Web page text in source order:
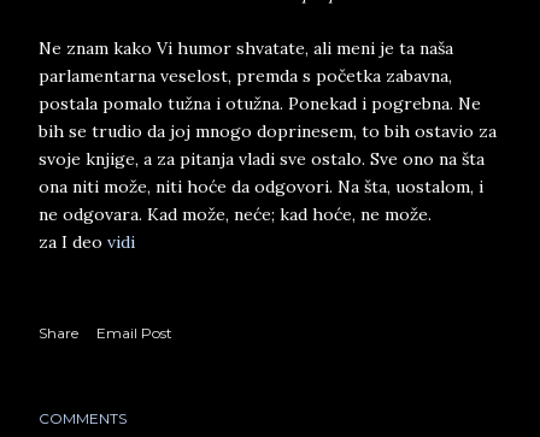
Ne znam kako Vi humor shvatate, ali meni je ta naša
parlamentarna veselost, premda s početka zabavna,
postala pomalo tužna i otužna. Ponekad i pogrebna. Ne
bih se trudio da joj mnogo doprinesem, to bih ostavio za
svoje knjige, a za pitanja vladi sve ostalo. Sve ono na šta
ona niti može, niti hoće da odgovori. Na šta, uostalom, i
ne odgovara. Kad može, neće; kad hoće, ne može.
za I deo vidi
Share Email Post
COMMENTS